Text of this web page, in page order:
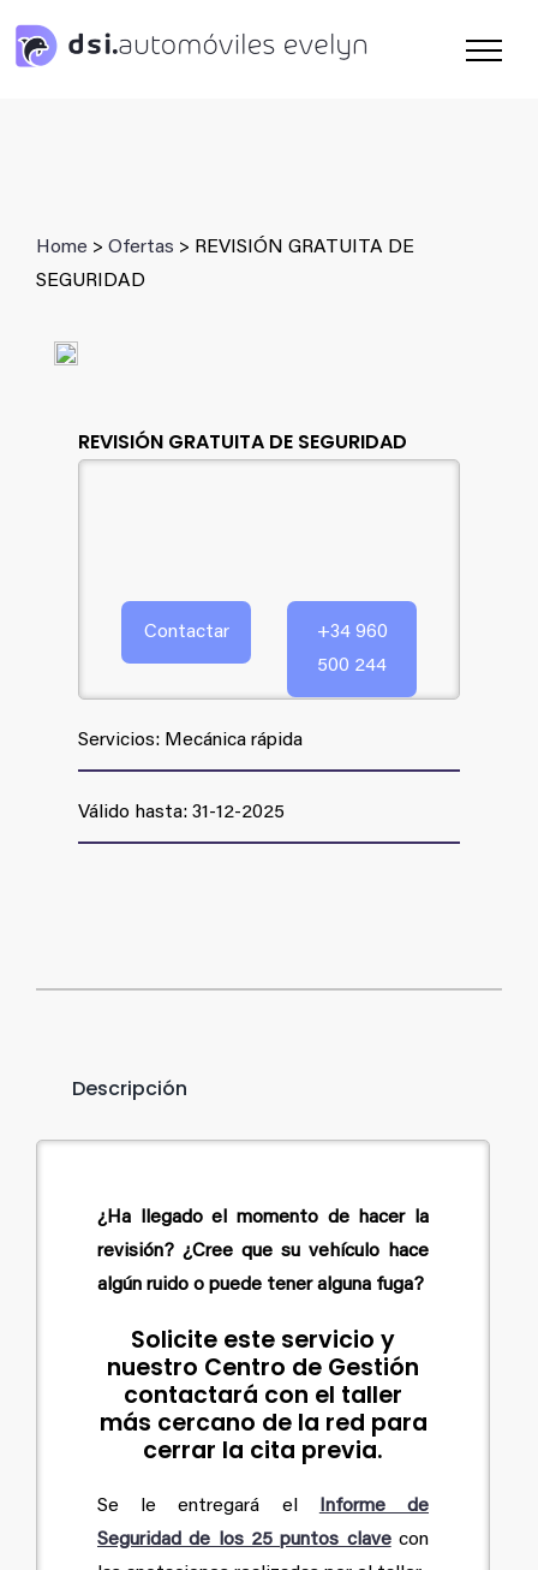
Home > Ofertas > REVISIÓN GRATUITA DE
SEGURIDAD
REVISIÓN GRATUITA DE SEGURIDAD
Contactar
+34 960
500 244
Servicios: Mecánica rápida
Válido hasta: 31-12-2025
Descripción
¿Ha llegado el momento de hacer la
revisión? ¿Cree que su vehículo hace
algún ruido o puede tener alguna fuga?
Solicite este servicio y
nuestro Centro de Gestión
contactará con el taller
más cercano de la red para
cerrar la cita previa.
Se le entregará el
Informe de
Seguridad de los 25 puntos clavecon